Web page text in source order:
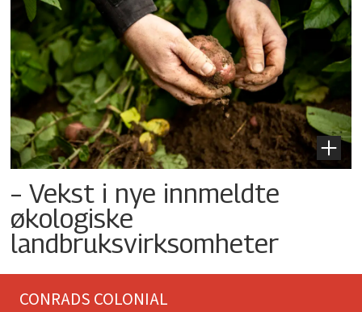
– Vekst i nye innmeldte
økologiske
landbruksvirksomheter
CONRADS COLONIAL